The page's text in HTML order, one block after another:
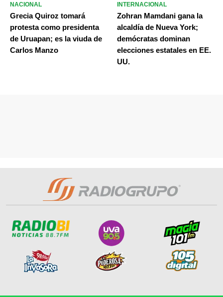
NACIONAL
Grecia Quiroz tomará
protesta como presidenta
de Uruapan; es la viuda de
Carlos Manzo
INTERNACIONAL
Zohran Mamdani gana la
alcaldía de Nueva York;
demócratas dominan
elecciones estatales en EE.
UU.